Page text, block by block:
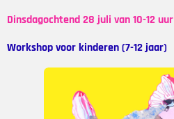
Dinsdagochtend28 juli van 10-12 uur
Workshop voor kinderen (7-12 jaar)